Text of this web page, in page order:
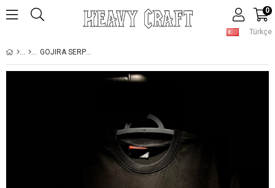
Türkçe
0
GOJIRA SERPENT MOON T-SHIRT